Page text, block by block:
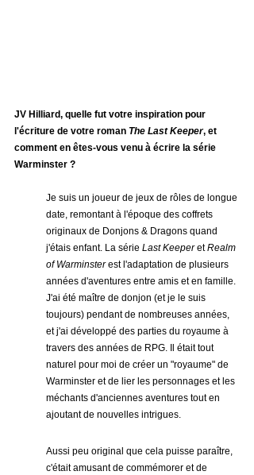
JV Hilliard, quelle fut votre inspiration pour
l'écriture de votre roman The Last Keeper, et
comment en êtes-vous venu à écrire la série
Warminster ?
Je suis un joueur de jeux de rôles de longue
date, remontant à l'époque des coffrets
originaux de Donjons & Dragons quand
j'étais enfant. La série Last Keeper et Realm
of Warminster est l'adaptation de plusieurs
années d'aventures entre amis et en famille.
J'ai été maître de donjon (et je le suis
toujours) pendant de nombreuses années,
et j'ai développé des parties du royaume à
travers des années de RPG. Il était tout
naturel pour moi de créer un "royaume" de
Warminster et de lier les personnages et les
méchants d'anciennes aventures tout en
ajoutant de nouvelles intrigues.
Aussi peu original que cela puisse paraître,
c'était amusant de commémorer et de